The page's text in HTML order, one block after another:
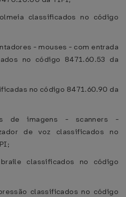
classificados no código
- mouses - com entrada
no código 8471.60.53 da
no código 8471.60.90 da
de imagens - scanners -
de voz classificados no
classificados no código
classificados no código